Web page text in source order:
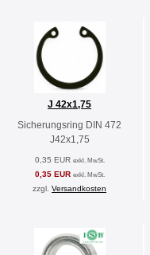
J 42x1,75
Sicherungsring DIN 472
J42x1,75
0,35 EUR exkl. MwSt.
0,35 EUR exkl. MwSt.
zzgl. Versandkosten